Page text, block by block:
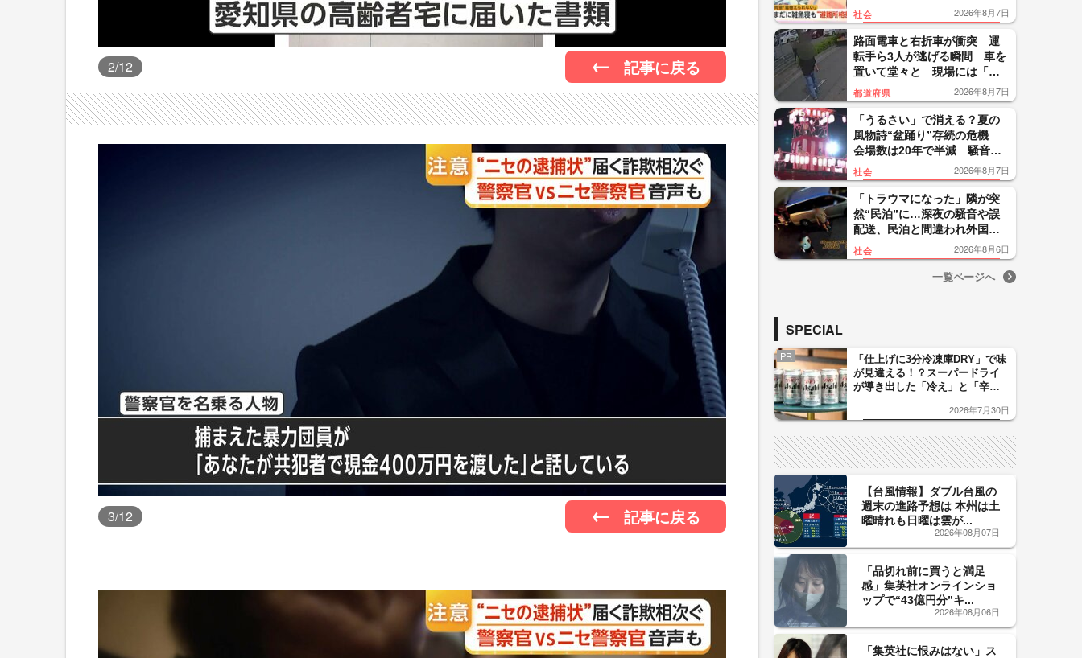
2/12 記事に戻る
3/12 記事に戻る
避難所運営 海外では国の方
針で発生当日にプライバシー
配慮
社会 2026年8月7日
路面電車と右折車が衝突 運
転手ら3人が逃げる瞬間 車を
置いて堂々と 現場には「右
折禁止」看板も 鹿児島市
都道府県 2026年8月7日
「うるさい」で消える？夏の
風物詩“盆踊り”存続の危機
会場数は20年で半減 騒音対
策で“サイレント盆ダンス”も
社会 2026年8月7日
「トラウマになった」隣が突
然“民泊”に…深夜の騒音や誤
配送、民泊と間違われ外国人
客が玄関取り囲む 住民悲
鳴 東京・大田区
社会 2026年8月6日
一覧ページへ
SPECIAL
PR
「仕上げに3分冷凍庫DRY」で味
が見違える！？スーパードライ
が導き出した「冷え」と「辛
した「辛口カーブ」が飲み頃の
2026年7月30日
【台風情報】ダブル台風の
週末の進路予想は 本州は土
曜晴れも日曜は雲が...
2026年08月07日
「品切れ前に買うと満足
感」集英社オンラインショ
ップで“43億円分”キ...
2026年08月06日
「集英社に恨みはない」ス